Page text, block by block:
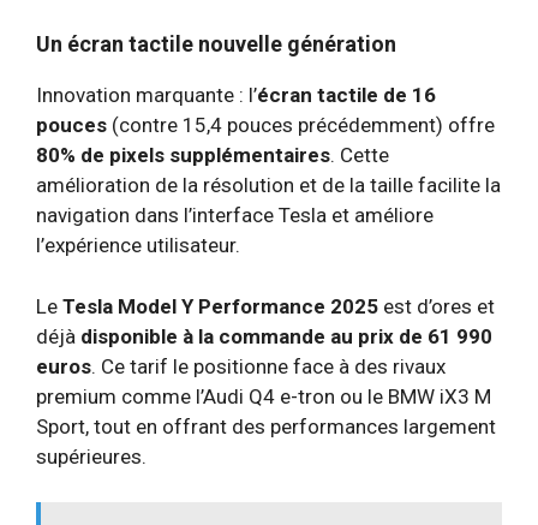
Un écran tactile nouvelle génération
Innovation marquante : l’écran tactile de 16
pouces (contre 15,4 pouces précédemment) offre
80% de pixels supplémentaires. Cette
amélioration de la résolution et de la taille facilite la
navigation dans l’interface Tesla et améliore
l’expérience utilisateur.
Le Tesla Model Y Performance 2025 est d’ores et
déjà disponible à la commande au prix de 61 990
euros. Ce tarif le positionne face à des rivaux
premium comme l’Audi Q4 e-tron ou le BMW iX3 M
Sport, tout en offrant des performances largement
supérieures.